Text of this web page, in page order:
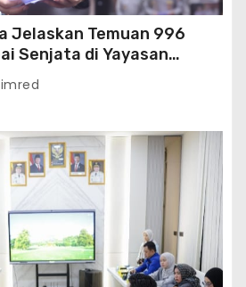
Jelaskan Temuan 996
Senjata di Yayasan